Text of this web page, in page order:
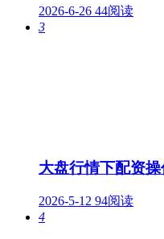
2026-6-26 44阅读
3
大盘行情下配资
2026-5-12 94阅读
4